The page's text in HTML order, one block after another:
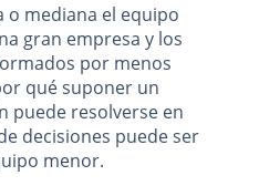
o mediana el equipo
gran empresa y los
por menos
qué suponer un
puede resolverse en
decisiones puede ser
menor.